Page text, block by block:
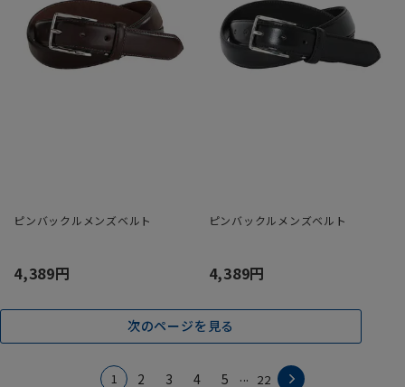
ピンバックルメンズベルト
4,389円
ピンバックルメンズベルト
4,389円
次のページを見る
1 2 3 4 5 ... 22